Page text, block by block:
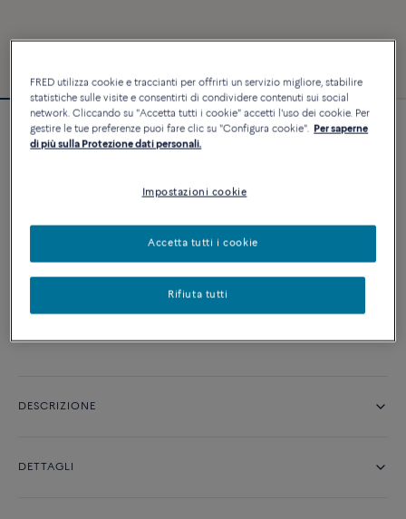
Bracciale Force 10
PERSONALIZZA
AGGIUNGI AL CARRELLO
Contattataci per qualsiasi domanda sulle misure
DESCRIZIONE
DETTAGLI
FRED utilizza cookie e traccianti per offrirti un servizio migliore, stabilire
statistiche sulle visite e consentirti di condividere contenuti sui social
network. Cliccando su "Accetta tutti i cookie" accetti l'uso dei cookie. Per
gestire le tue preferenze puoi fare clic su "Configura cookie". Per saperne
di più sulla Protezione dati personali.
Impostazioni cookie
Rifiuta tutti
Accetta tutti i cookie